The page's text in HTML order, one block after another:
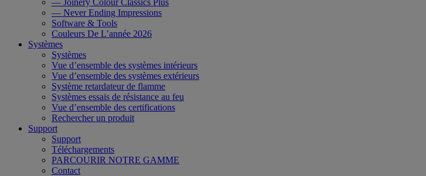
— Joinery Colour Classics Plus
— Never Ending Impressions
Software & Tools
Couleurs De L’année 2026
Systèmes
Systèmes
Vue d’ensemble des systèmes intérieurs
Vue d’ensemble des systèmes extérieurs
Système retardateur de flamme
Systèmes essais de résistance au feu
Vue d’ensemble des certifications
Rechercher un produit
Support
Support
Téléchargements
PARCOURIR NOTRE GAMME
Contact